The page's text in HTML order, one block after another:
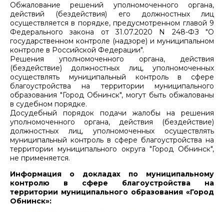
Обжалование решений уполномоченного органа,
действий (бездействия) его должностных лиц
осуществляется в порядке, предусмотренном главой 9
Федерального закона от 31.07.2020 N 248-ФЗ "О
государственном контроле (надзоре) и муниципальном
контроле в Российской Федерации".
Решения уполномоченного органа, действия
(бездействие) должностных лиц, уполномоченных
осуществлять муниципальный контроль в сфере
благоустройства на территории муниципального
образования "Город Обнинск", могут быть обжалованы
в судебном порядке.
Досудебный порядок подачи жалобы на решения
уполномоченного органа, действия (бездействие)
должностных лиц, уполномоченных осуществлять
муниципальный контроль в сфере благоустройства на
территории муниципального округа "Город Обнинск",
не применяется.
Информация о докладах по муниципальному
контролю в сфере благоустройства на
территории муниципального образования «Город
Обнинск»: